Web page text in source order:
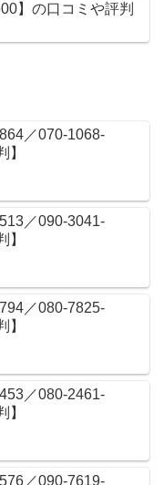
】の口コミや評判
／070-1068-
】
／090-3041-
】
／080-7825-
】
／080-2461-
】
／090-7619-